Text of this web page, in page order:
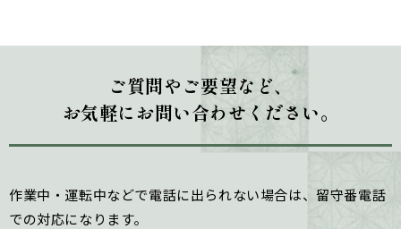
ご質問やご要望など、
お気軽にお問い合わせください。
作業中・運転中などで電話に出られない場合は、留守番電話
での対応になります。